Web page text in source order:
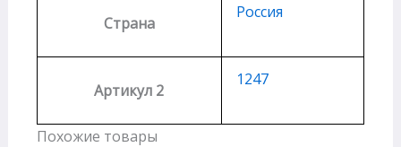
Страна
Россия
Артикул 2
1247
Похожие товары